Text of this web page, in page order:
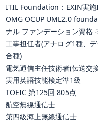
ITIL Foundation：EXIN実
OMG OCUP UML2.0
ナル ファンデーション資格
工事担任者(アナログ1種、
合種)
電気通信主任技術者(伝送交
実用英語技能検定準1級
TOEIC 第125回 805点
航空無線通信士
第四級海上無線通信士